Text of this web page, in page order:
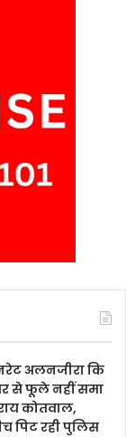
अलनजीरा कि
से फूले नहीं समा
कोतवाल,
पिट रही पुलिस